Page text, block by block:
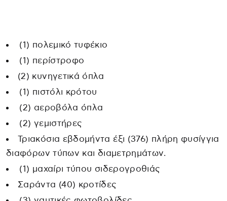
(1) πολεμικό τυφέκιο
(1) περίστροφο
(2) κυνηγετικά όπλα
(1) πιστόλι κρότου
(2) αεροβόλα όπλα
(2) γεμιστήρες
Τριακόσια εβδομήντα έξι (376) πλήρη φυσίγγια
διαφόρων τύπων και διαμετρημάτων.
(1) μαχαίρι τύπου σιδερογροθιάς
Σαράντα (40) κροτίδες